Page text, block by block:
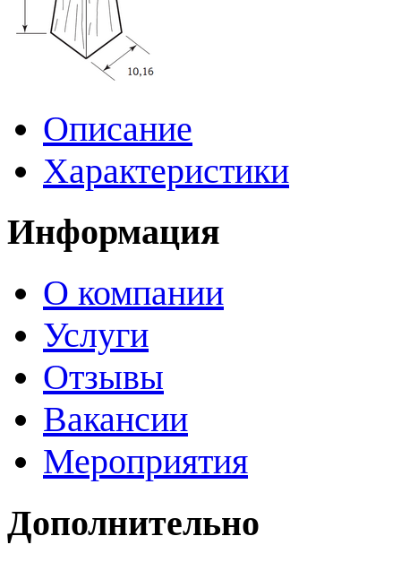
Описание
Характеристики
Информация
О компании
Услуги
Отзывы
Вакансии
Мероприятия
Дополнительно